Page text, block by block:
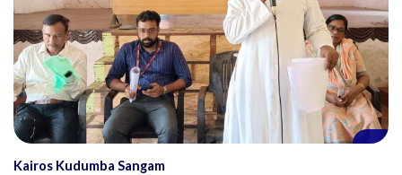
Kairos Kudumba Sangam